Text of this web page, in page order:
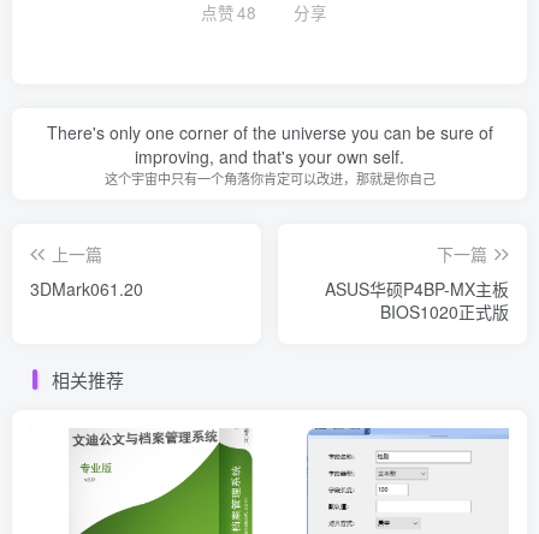
点赞48 分享
There's only one corner of the universe you can be sure of
improving, and that's your own self.
这个宇宙中只有一个角落你肯定可以改进，那就是你自己
上一篇
3DMark061.20
下一篇
ASUS华硕P4BP-MX主板
BIOS1020正式版
相关推荐